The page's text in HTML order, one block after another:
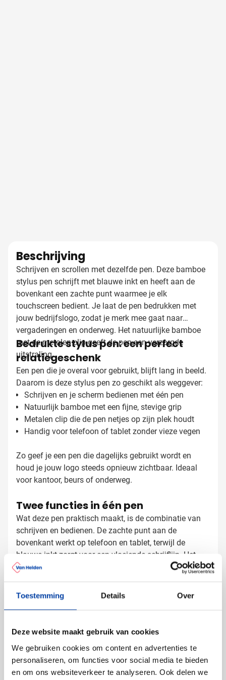
Toestemming Details Over
Deze website maakt gebruik van cookies
We gebruiken cookies om content en advertenties te
personaliseren, om functies voor social media te bieden
en om ons websiteverkeer te analyseren. Ook delen we
Beschrijving
Schrijven en scrollen met dezelfde pen. Deze bamboe
stylus pen schrijft met blauwe inkt en heeft aan de
bovenkant een zachte punt waarmee je elk
touchscreen bedient. Je laat de pen bedrukken met
jouw bedrijfslogo, zodat je merk mee gaat naar
vergaderingen en onderweg. Het natuurlijke bamboe
met de metalen clip geeft de pen een verzorgde
uitstraling.
Bedrukte stylus pen: een perfect
relatiegeschenk
Een pen die je overal voor gebruikt, blijft lang in beeld.
Daarom is deze stylus pen zo geschikt als weggever:
Schrijven en je scherm bedienen met één pen
Natuurlijk bamboe met een fijne, stevige grip
Metalen clip die de pen netjes op zijn plek houdt
Handig voor telefoon of tablet zonder vieze vegen
Zo geef je een pen die dagelijks gebruikt wordt en
houd je jouw logo steeds opnieuw zichtbaar. Ideaal
voor kantoor, beurs of onderweg.
Twee functies in één pen
Wat deze pen praktisch maakt, is de combinatie van
schrijven en bedienen. De zachte punt aan de
bovenkant werkt op telefoon en tablet, terwijl de
blauwe inkt zorgt voor een vloeiende schrijflijn. Het
bamboe voelt warm en natuurlijk aan in de hand. Zo
swipe over je scherm. De clip houdt de pen stevig in
een borstzak of agenda, zodat je hem niet snel
hand die net even opvalt door het natuurlijke
Stylus pen bedrukken met logo
Met je bedrijfslogo op het bamboe penlichaam
Met een fijne gravering die het natuurlijke hout laat
zien